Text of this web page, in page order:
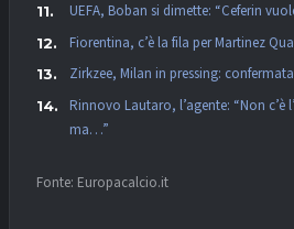
UEFA, Boban si dimette: “Ceferin
Fiorentina, c’è la fila per Martinez
Zirkzee, Milan in pressing: confermata
Rinnovo Lautaro, l’agente: “Non c’è
ma…”
Fonte: Europacalcio.it